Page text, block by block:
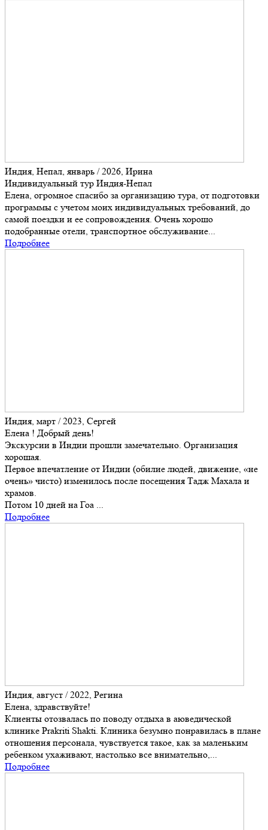
Индия, Непал, январь / 2026, Ирина
Индивидуальный тур Индия-Непал
Елена, огромное спасибо за организацию тура, от подготовки
программы с учетом моих индивидуальных требований, до
самой поездки и ее сопровождения. Очень хорошо
подобранные отели, транспортное обслуживание...
Подробнее
Индия, март / 2023, Сергей
Елена ! Добрый день!
Экскурсии в Индии прошли замечательно. Организация
хорошая.
Первое впечатление от Индии (обилие людей, движение, «не
очень» чисто) изменилось после посещения Тадж Махала и
храмов.
Потом 10 дней на Гоа ...
Подробнее
Индия, август / 2022, Регина
Елена, здравствуйте!
Клиенты отозвалась по поводу отдыха в аюведической
клинике Prakriti Shakti. Клиника безумно понравилась в плане
отношения персонала, чувствуется такое, как за маленьким
ребенком ухаживают, настолько все внимательно,...
Подробнее